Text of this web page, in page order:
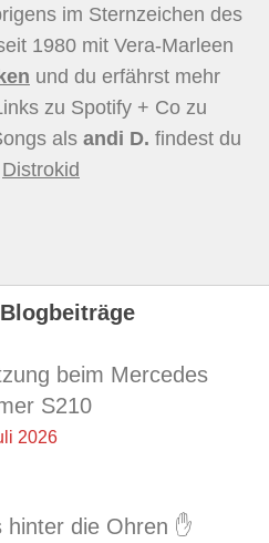
im Sternzeichen des
1980 mit Vera-Marleen
und du erfährst mehr
zu Spotify + Co zu
als andi D. findest du
Distrokid
beim Mercedes
S210
2026
die Ohren ✋